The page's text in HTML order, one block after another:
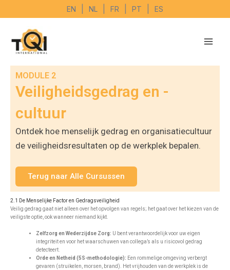
naar
inhoud
EN NL FR PT ES
MODULE 2
Veiligheidsgedrag en -
cultuur
Ontdek hoe menselijk gedrag en organisatiecultuur
de veiligheidsresultaten op de werkplek bepalen.
Terug naar Alle Cursussen
2.1 De Menselijke Factor en Gedragsveiligheid
Veilig gedrag gaat niet alleen over het opvolgen van regels; het gaat over het kiezen van de
veiligste optie, ook wanneer niemand kijkt.
Zelfzorg en Wederzijdse Zorg: U bent verantwoordelijk voor uw eigen
integriteit en voor het waarschuwen van collega’s als u risicovol gedrag
detecteert.
Orde en Netheid (5S-methodologie): Een rommelige omgeving verbergt
gevaren (struikelen, morsen, brand). Het vrijhouden van de werkplek is de